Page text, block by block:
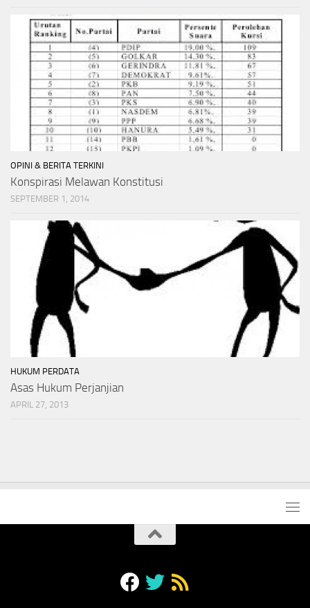
OPINI & BERITA TERKINI
Konspirasi Melawan Konstitusi
SEPTEMBER 1, 2014
HUKUM PERDATA
Asas Hukum Perjanjian
APRIL 27, 2013